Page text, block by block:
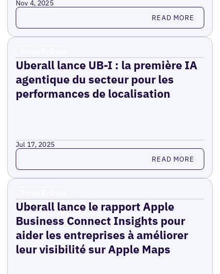
Nov 4, 2025
Read more READ MORE
Uberall lance UB-I : la première IA
agentique du secteur pour les
performances de localisation
Jul 17, 2025
Read more READ MORE
Uberall lance le rapport Apple
Business Connect Insights pour
aider les entreprises à améliorer
leur visibilité sur Apple Maps